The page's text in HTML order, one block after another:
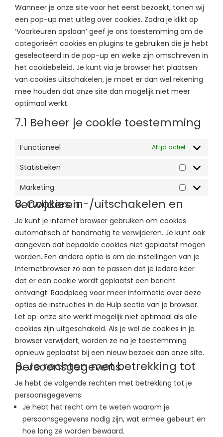
Wanneer je onze site voor het eerst bezoekt, tonen wij
een pop-up met uitleg over cookies. Zodra je klikt op
‘Voorkeuren opslaan’ geef je ons toestemming om de
categorieën cookies en plugins te gebruiken die je hebt
geselecteerd in de pop-up en welke zijn omschreven in
het cookiebeleid. Je kunt via je browser het plaatsen
van cookies uitschakelen, je moet er dan wel rekening
mee houden dat onze site dan mogelijk niet meer
optimaal werkt.
7.1 Beheer je cookie toestemming
Functioneel Altijd actief
Statistieken
Marketing
8. Cookies in-/uitschakelen en verwijderen
Je kunt je internet browser gebruiken om cookies
automatisch of handmatig te verwijderen. Je kunt ook
aangeven dat bepaalde cookies niet geplaatst mogen
worden. Een andere optie is om de instellingen van je
internetbrowser zo aan te passen dat je iedere keer
dat er een cookie wordt geplaatst een bericht
ontvangt. Raadpleeg voor meer informatie over deze
opties de instructies in de Hulp sectie van je browser.
Let op: onze site werkt mogelijk niet optimaal als alle
cookies zijn uitgeschakeld. Als je wel de cookies in je
browser verwijdert, worden ze na je toestemming
opnieuw geplaatst bij een nieuw bezoek aan onze site.
9. Je rechten met betrekking tot persoonsgegevens
Je hebt de volgende rechten met betrekking tot je
persoonsgegevens:
Je hebt het recht om te weten waarom je
persoonsgegevens nodig zijn, wat ermee gebeurt en
hoe lang ze worden bewaard.